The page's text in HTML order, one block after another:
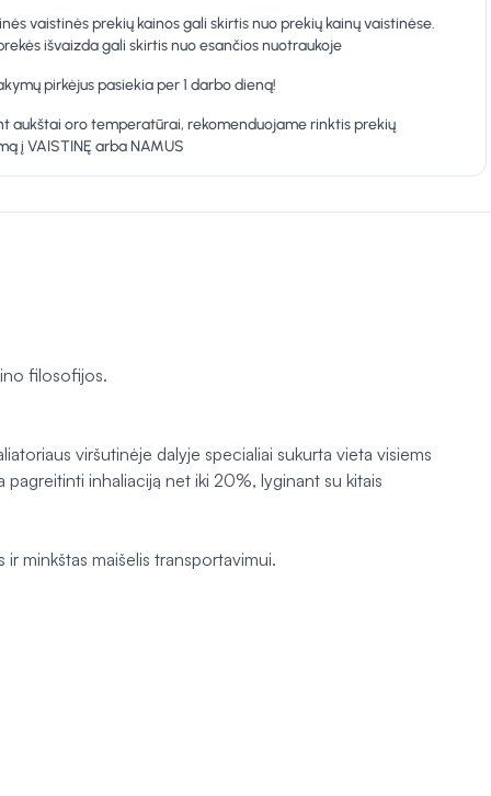
vaistinės prekių kainos gali skirtis nuo prekių kainų vaistinėse.
išvaizda gali skirtis nuo esančios nuotraukoje
pirkėjus pasiekia per 1 darbo dieną!
aukštai oro temperatūrai, rekomenduojame rinktis prekių
į VAISTINĘ arba NAMUS
filosofijos.
viršutinėje dalyje specialiai sukurta vieta visiems
inhaliaciją net iki 20%, lyginant su kitais
minkštas maišelis transportavimui.